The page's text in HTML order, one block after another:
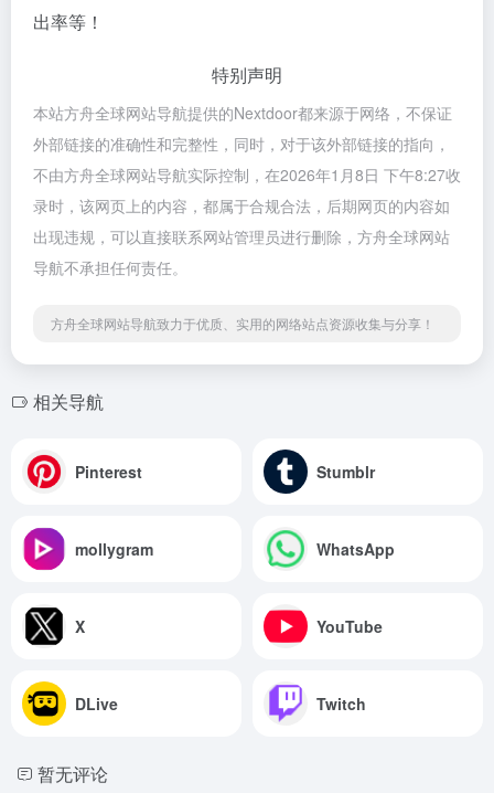
出率等！
特别声明
本站方舟全球网站导航提供的Nextdoor都来源于网络，不保证
外部链接的准确性和完整性，同时，对于该外部链接的指向，
不由方舟全球网站导航实际控制，在2026年1月8日 下午8:27收
录时，该网页上的内容，都属于合规合法，后期网页的内容如
出现违规，可以直接联系网站管理员进行删除，方舟全球网站
导航不承担任何责任。
方舟全球网站导航致力于优质、实用的网络站点资源收集与分享！
相关导航
Pinterest Stumblr
mollygram WhatsApp
X YouTube
DLive Twitch
暂无评论